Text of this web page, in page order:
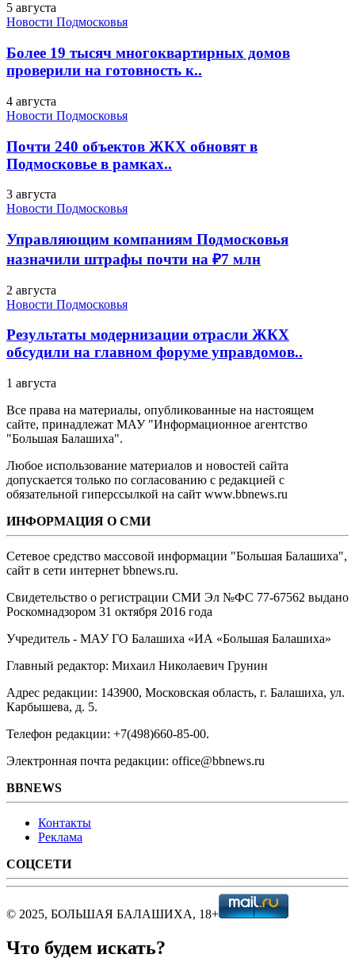
5 августа
Новости Подмосковья
Более 19 тысяч многоквартирных домов
проверили на готовность к..
4 августа
Новости Подмосковья
Почти 240 объектов ЖКХ обновят в
Подмосковье в рамках..
3 августа
Новости Подмосковья
Управляющим компаниям Подмосковья
назначили штрафы почти на ₽7 млн
2 августа
Новости Подмосковья
Результаты модернизации отрасли ЖКХ
обсудили на главном форуме управдомов..
1 августа
Все права на материалы, опубликованные на настоящем
сайте, принадлежат МАУ "Информационное агентство
"Большая Балашиха".
Любое использование материалов и новостей сайта
допускается только по согласованию с редакцией с
обязательной гиперссылкой на сайт www.bbnews.ru
ИНФОРМАЦИЯ О СМИ
Сетевое средство массовой информации "Большая Балашиха",
сайт в сети интернет bbnews.ru.
Свидетельство о регистрации СМИ Эл №ФС ‎77-67562 выдано
Роскомнадзором 31 октября 2016 года
Учредитель - МАУ ГО Балашиха «ИА «Большая Балашиха»
Главный редактор: Михаил Николаевич Грунин
Адрес редакции: 143900, Московская область, г. Балашиха, ул.
Карбышева, д. 5.
Телефон редакции: +7(498)660-85-00.
Электронная почта редакции: office@bbnews.ru
BBNEWS
Контакты
Реклама
СОЦСЕТИ
© 2025, БОЛЬШАЯ БАЛАШИХА, 18+
Что будем искать?